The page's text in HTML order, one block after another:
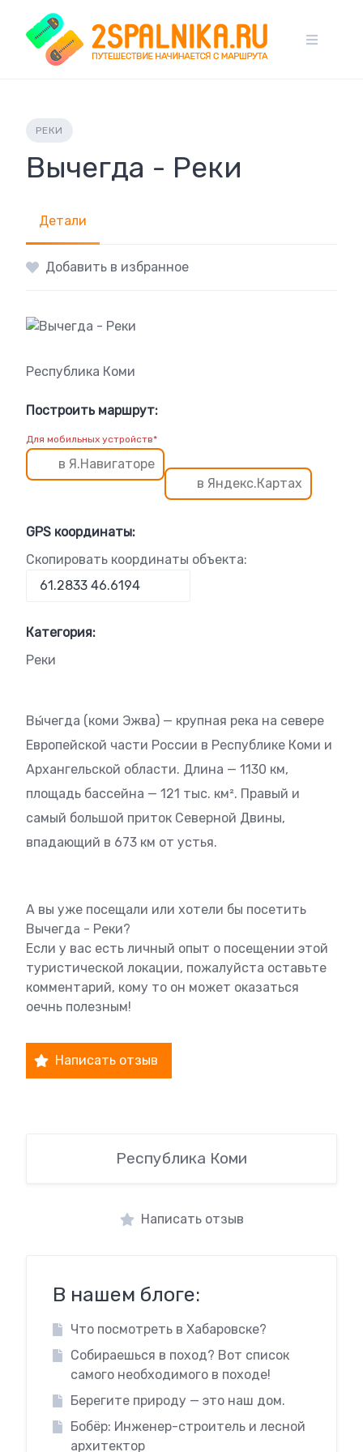
content
РЕКИ
Вычегда - Реки
Детали
Добавить в избранное
Республика Коми
Построить маршрут:
Для мобильных устройств*
в Я.Навигаторе
в Яндекс.Картах
GPS координаты:
Скопировать координаты объекта:
Категория:
Реки
Вы́чегда (коми Эжва) — крупная река на севере
Европейской части России в Республике Коми и
Архангельской области. Длина — 1130 км,
площадь бассейна — 121 тыс. км². Правый и
самый большой приток Северной Двины,
впадающий в 673 км от устья.
А вы уже посещали или хотели бы посетить
Вычегда - Реки?
Если у вас есть личный опыт о посещении этой
туристической локации, пожалуйста оставьте
комментарий, кому то он может оказаться
оечнь полезным!
Написать отзыв
Республика Коми
Написать отзыв
В нашем блоге:
Что посмотреть в Хабаровске?
Собираешься в поход? Вот список
самого необходимого в походе!
Берегите природу — это наш дом.
Бобёр: Инженер-строитель и лесной
архитектор